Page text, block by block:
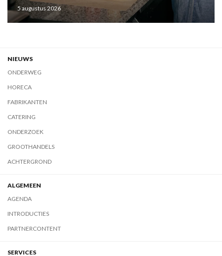
5 augustus 2026
NIEUWS
ONDERWEG
HORECA
FABRIKANTEN
CATERING
ONDERZOEK
GROOTHANDELS
ACHTERGROND
ALGEMEEN
AGENDA
INTRODUCTIES
PARTNERCONTENT
SERVICES